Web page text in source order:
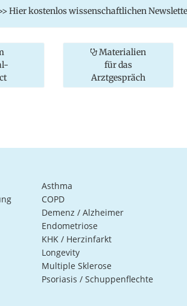
Hier kostenlos wissenschaftlichen
Materialien
für das
Arztgespräch
Asthma
COPD
Demenz / Alzheimer
Endometriose
KHK / Herzinfarkt
Longevity
Multiple Sklerose
Psoriasis / Schuppenflechte